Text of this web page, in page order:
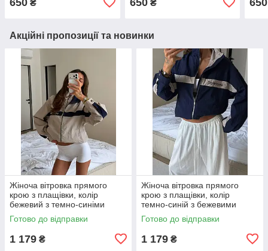
₴ ₴
Акційні пропозиції та новинки
Жіноча вітровка прямого
крою з плащівки, колір
бежевий з темно-синіми
вставками 42-46
Готово до відправки
1 179 ₴
Жіноча вітровка прямого
крою з плащівки, колір
темно-синій з бежевими
вставками 42-46
Готово до відправки
1 179 ₴